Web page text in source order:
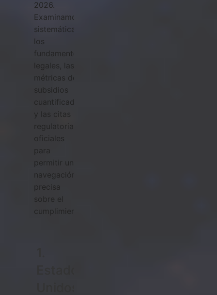
2026.
Examinamos
sistemáticamente
los
fundamentos
legales, las
métricas de
subsidios
cuantificadas
y las citas
regulatorias
oficiales
para
permitir una
navegación
precisa
sobre el
cumplimiento.